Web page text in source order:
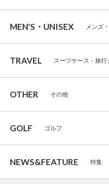
MEN'S・UNISEX メンズ
TRAVEL スーツケース・旅行
OTHER その他
GOLF ゴルフ
NEWS&FEATURE 特集